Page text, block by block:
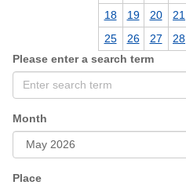
18
19 20 21
25
26 27 28
Please enter a search term
Month
Place